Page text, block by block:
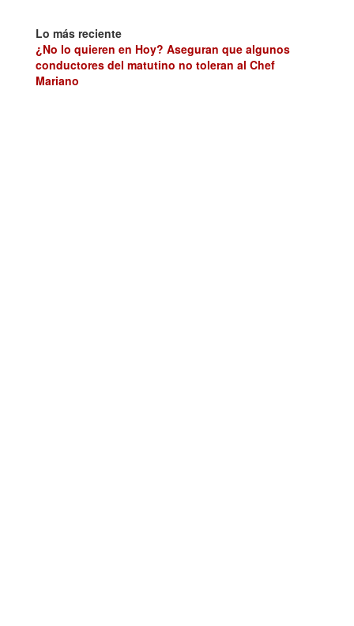
Lo más reciente
¿No lo quieren en Hoy? Aseguran que algunos
conductores del matutino no toleran al Chef
Mariano